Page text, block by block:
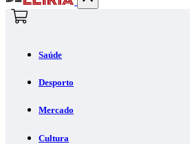
Saúde
Desporto
Mercado
Cultura